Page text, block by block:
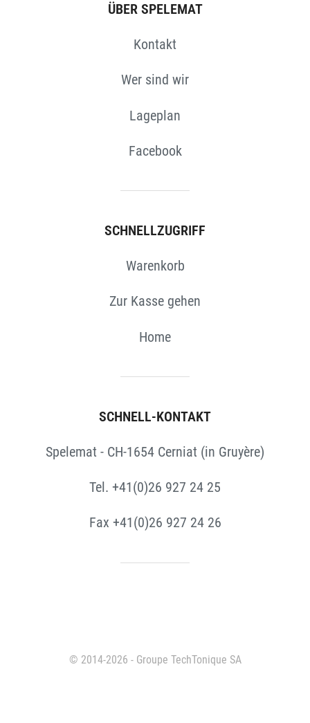
ÜBER SPELEMAT
Kontakt
Wer sind wir
Lageplan
Facebook
SCHNELLZUGRIFF
Warenkorb
Zur Kasse gehen
Home
SCHNELL-KONTAKT
Spelemat - CH-1654 Cerniat (in Gruyère)
Tel. +41(0)26 927 24 25
Fax +41(0)26 927 24 26
© 2014-2026 - Groupe TechTonique SA